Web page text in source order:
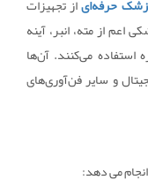
حرفه‌ایاز تجهیزات
اعم از مته‌، انبر، آینه‌
استفاده می‌کنند. آن‌ها
و سایر فن‌آوری‌های
می دهد: